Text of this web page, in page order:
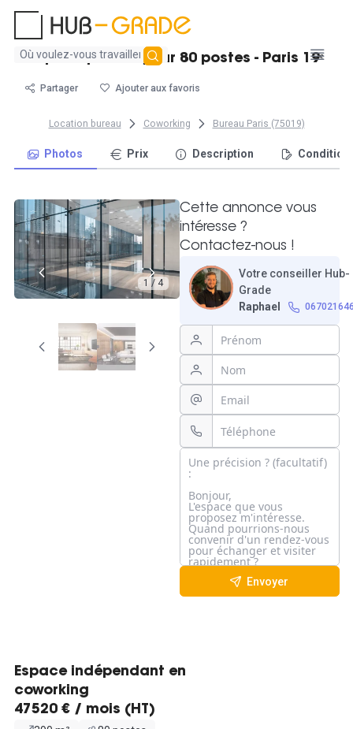
Aucun
trouvé
Espace privatif pour 80 postes - Paris 19ᵉ
Partager Ajouter aux favoris
Location bureau Coworking Bureau Paris (75019)
Photos Prix Description
1 / 4
Cette annonce vous
intéresse ?
Contactez-nous !
Votre conseiller Hub-
Grade
Raphael
Envoyer
Espace indépendant en
coworking
47520 € / mois (HT)